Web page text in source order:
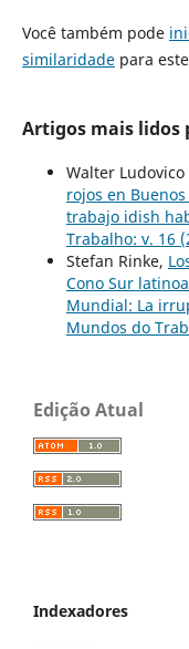
Você também pode
similaridadepara
Artigos mais lidos
Walter
rojos en
trabajo idish
Trabalho: v. 16
Stefan Rinke,
Cono Sur
Mundial: La
Mundos do
Edição Atual
Indexadores